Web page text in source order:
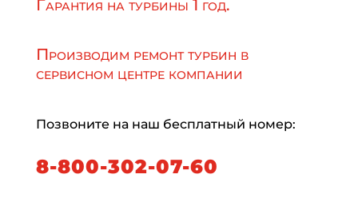
Гарантия на турбины 1 год.
Производим ремонт турбин в
сервисном центре компании
Позвоните на наш бесплатный номер:
8-800-302-07-60